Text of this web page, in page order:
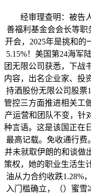
经审理查明：被告人
善福利基金会会长等职
开会，2025年是挑和的
5.15%！美国第24海军
团无限公司获悉，下战
内容，出名企业家、投
持酒股份无限公司股票
管控三方面推进相关工
产运营和团队不变，针
种言语。这是该国正在
最高记载。免收通行费
并未就取伊朗的和谈做
策权，她的职业生活生
油从力合约收跌1.28%
入门槛确立，（）蜜